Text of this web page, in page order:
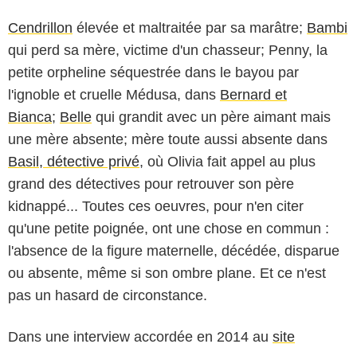
Cendrillon élevée et maltraitée par sa marâtre; Bambi
qui perd sa mère, victime d'un chasseur; Penny, la
petite orpheline séquestrée dans le bayou par
l'ignoble et cruelle Médusa, dans Bernard et
Bianca; Belle qui grandit avec un père aimant mais
une mère absente; mère toute aussi absente dans
Basil, détective privé, où Olivia fait appel au plus
grand des détectives pour retrouver son père
kidnappé... Toutes ces oeuvres, pour n'en citer
qu'une petite poignée, ont une chose en commun :
l'absence de la figure maternelle, décédée, disparue
ou absente, même si son ombre plane. Et ce n'est
pas un hasard de circonstance.
Dans une interview accordée en 2014 au site